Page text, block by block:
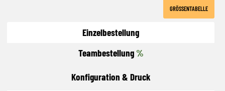
GRÖSSENTABELLE
Einzelbestellung
Teambestellung %
Konfiguration & Druck